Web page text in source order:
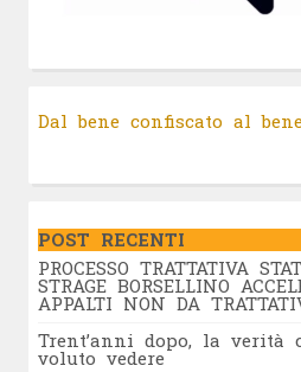
Dal bene confiscato al
POST RECENTI
PROCESSO TRATTATIVA
STRAGE BORSELLINO
APPALTI NON DA
Trent’anni dopo, la verità
voluto vedere